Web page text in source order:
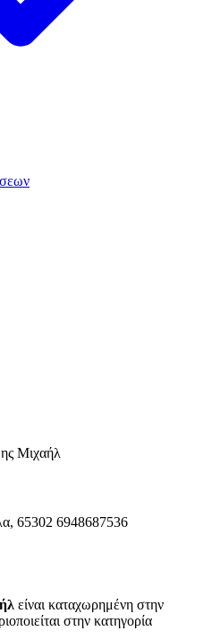
Μιχαήλ
65302 6948687536
είναι καταχωρημένη στην
στην κατηγορία